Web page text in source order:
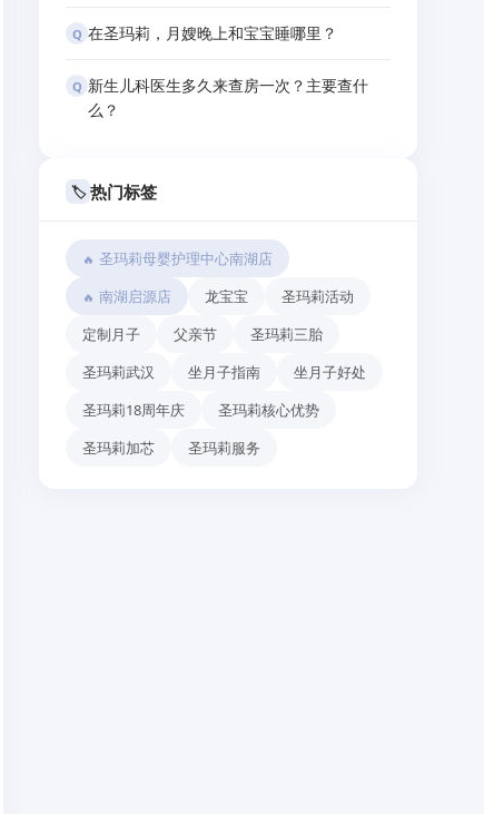
Q 在圣玛莉，月嫂晚上和宝宝睡哪里？
Q 新生儿科医生多久来查房一次？主要查什
么？
🏷️ 热门标签
圣玛莉母婴护理中心南湖店
南湖启源店
龙宝宝
圣玛莉活动
定制月子
父亲节
圣玛莉三胎
圣玛莉武汉
坐月子指南
坐月子好处
圣玛莉18周年庆
圣玛莉核心优势
圣玛莉加芯
圣玛莉服务